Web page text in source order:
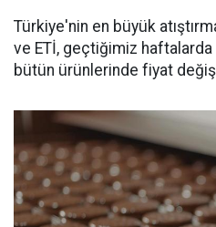
Türkiye'nin en büyük
ve ETİ, geçtiğimiz haftalarda
bütün ürünlerinde fiyat